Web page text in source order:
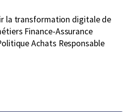
la transformation digitale de
Finance-Assurance
Achats Responsable